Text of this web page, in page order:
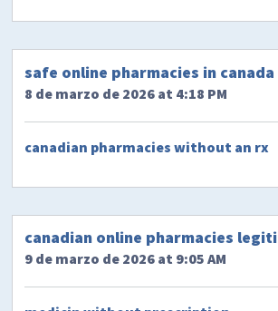
safe online pharmacies in canada
8 de marzo de 2026 at 4:18 PM
canadian pharmacies without an rx
canadian online pharmacies
9 de marzo de 2026 at 9:05 AM